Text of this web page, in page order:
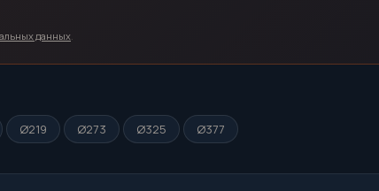
данных.
Ø219 Ø273 Ø325 Ø377